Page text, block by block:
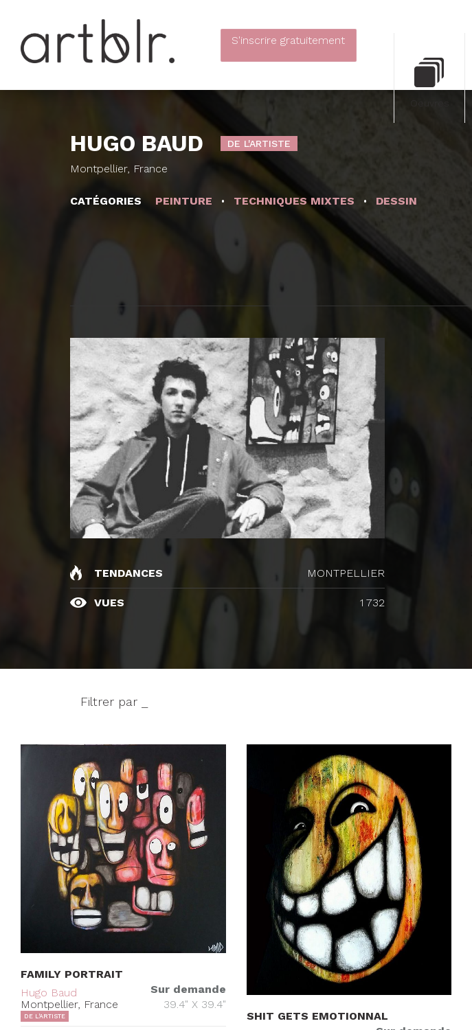
S'inscrire gratuitement
HUGO BAUD DE L'ARTISTE
Montpellier, France
CATÉGORIES PEINTURE TECHNIQUES MIXTES DESSIN
TENDANCES MONTPELLIER
VUES 1 732
Filtrer par _
FAMILY PORTRAIT
Hugo Baud
Montpellier, France
Sur demande
39.4" X 39.4"
DE L'ARTISTE
SHIT GETS EMOTIONNAL